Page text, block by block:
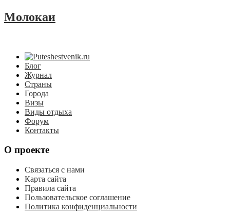
Молокаи
Блог
Журнал
Страны
Города
Визы
Виды отдыха
Форум
Контакты
О проекте
Связаться с нами
Карта сайта
Правила сайта
Пользовательское соглашение
Политика конфиденциальности